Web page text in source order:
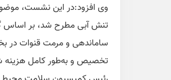
وی افزود:در این نشست،
ساماندهی و مرمت قنوات در
تخصیص و به‌طور کامل